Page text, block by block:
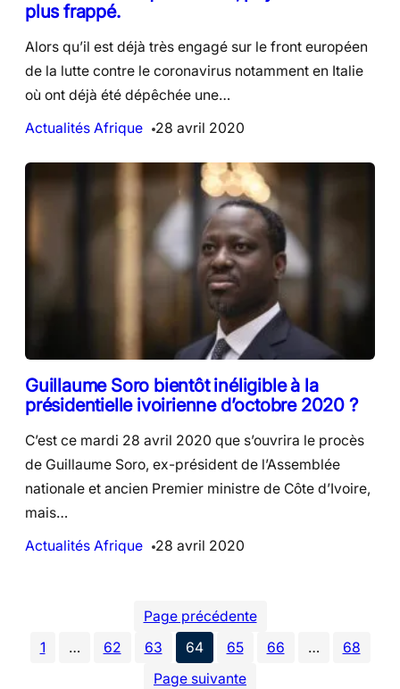
plus frappé.
Alors qu’il est déjà très engagé sur le front européen
de la lutte contre le coronavirus notamment en Italie
où ont déjà été dépêchée une…
Actualités Afrique
28 avril 2020
Guillaume Soro bientôt inéligible à la
présidentielle ivoirienne d’octobre 2020 ?
C’est ce mardi 28 avril 2020 que s’ouvrira le procès
de Guillaume Soro, ex-président de l’Assemblée
nationale et ancien Premier ministre de Côte d’Ivoire,
mais…
Actualités Afrique
28 avril 2020
Page précédente
1
… 62 63 64 65 66 …
68
Page suivante